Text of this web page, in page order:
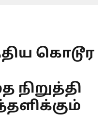
கொடூர
நிறுத்தி